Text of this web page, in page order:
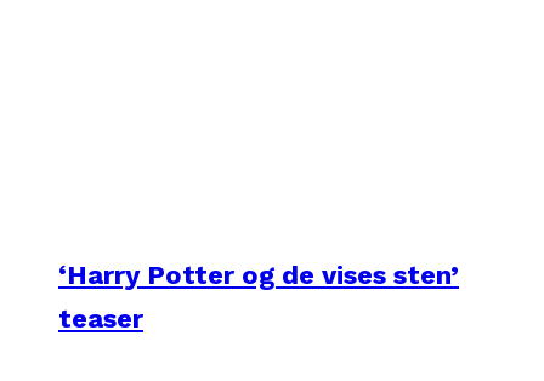
‘Harry Potter og de vises sten’
teaser